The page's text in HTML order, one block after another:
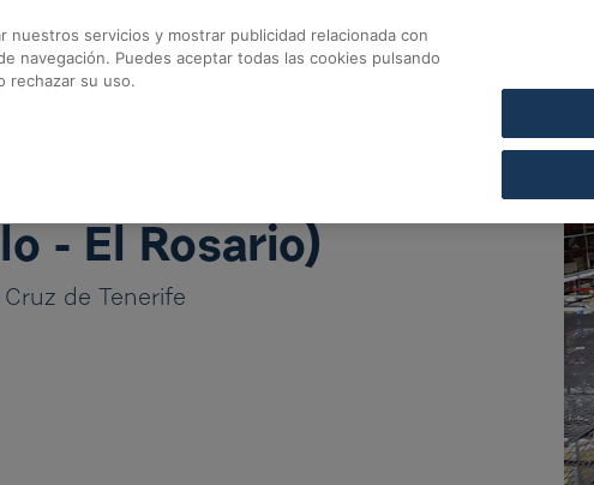
CONTACTO COFARES SECCIÓN DE CRÉDITO
Cofares
- El Rosario)
de Tenerife
servicios y mostrar publicidad relacionada con
navegación. Puedes aceptar todas las cookies pulsando
rechazar su uso.